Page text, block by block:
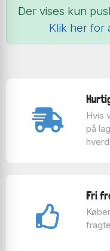
Der vises kun
Klik her for
Hvis
på
Fri